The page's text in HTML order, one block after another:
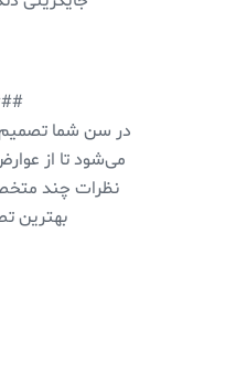
در سن شما
می‌شود تا از
نظرات چند
بهترین